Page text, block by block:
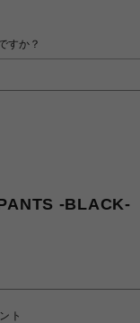
-BLACK-
ト